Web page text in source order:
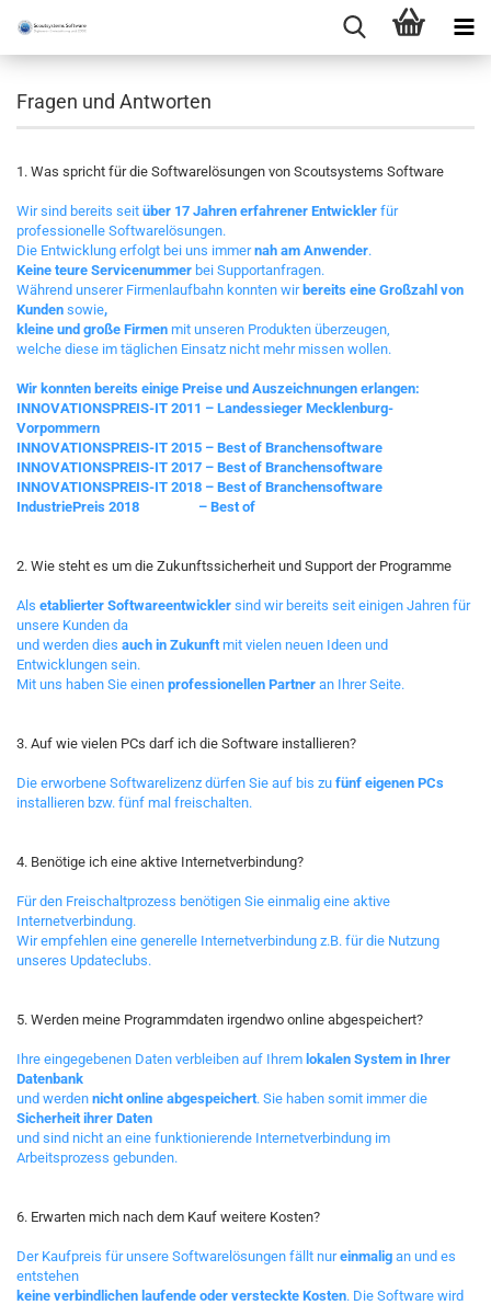
Fragen und Antworten
1. Was spricht für die Softwarelösungen von Scoutsystems Software
Wir sind bereits seit über 17 Jahren erfahrener Entwickler für
professionelle Softwarelösungen.
Die Entwicklung erfolgt bei uns immernah am Anwender.
Keine teure Servicenummer bei Supportanfragen.
Während unserer Firmenlaufbahn konnten wir bereits eine Großzahl von
Kunden sowie,
kleine und große Firmen mit unseren Produkten überzeugen,
welche diese im täglichen Einsatz nicht mehr missen wollen.
Wir konnten bereits einige Preise und Auszeichnungen erlangen:
INNOVATIONSPREIS-IT 2011 – Landessieger Mecklenburg-
Vorpommern
INNOVATIONSPREIS-IT 2015 – Best of Branchensoftware
INNOVATIONSPREIS-IT 2017 – Best of Branchensoftware
INNOVATIONSPREIS-IT 2018 – Best of Branchensoftware
IndustriePreis 2018 – Best of
2. Wie steht es um die Zukunftssicherheit und Support der Programme
Als etablierter Softwareentwickler sind wir bereits seit einigen Jahren für
unsere Kunden da
und werden dies auch in Zukunftmit vielen neuen Ideen und
Entwicklungen sein.
Mit uns haben Sie einen professionellen Partner an Ihrer Seite.
3. Auf wie vielen PCs darf ich die Software installieren?
Die erworbene Softwarelizenz dürfen Sie auf bis zu fünf eigenen PCs
installieren bzw. fünf mal freischalten.
4. Benötige ich eine aktive Internetverbindung?
Für den Freischaltprozess benötigen Sie einmalig eine aktive
Internetverbindung.
Wir empfehlen eine generelle Internetverbindung z.B. für die Nutzung
unseres Updateclubs.
5. Werden meine Programmdaten irgendwo online abgespeichert?
Ihre eingegebenen Daten verbleiben auf Ihrem lokalen System in Ihrer
Datenbank
und werden nicht online abgespeichert. Sie haben somit immer die
Sicherheit ihrer Daten
und sind nicht an eine funktionierende Internetverbindung im
Arbeitsprozess gebunden.
6. Erwarten mich nach dem Kauf weitere Kosten?
Der Kaufpreis für unsere Softwarelösungen fällt nureinmalig an und es
entstehen
keine verbindlichen laufende oder versteckte Kosten. Die Software wird